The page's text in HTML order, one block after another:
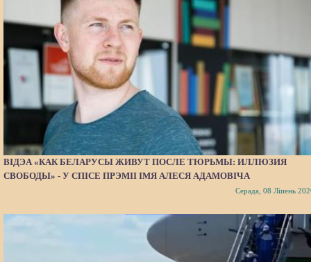
ВІДЭА «КАК БЕЛАРУСЫ ЖИВУТ ПОСЛЕ ТЮРЬМЫ: ИЛЛЮЗИЯ
СВОБОДЫ» - У СПІСЕ ПРЭМІІ ІМЯ АЛЕСЯ АДАМОВІЧА
Серада, 08 Ліпень